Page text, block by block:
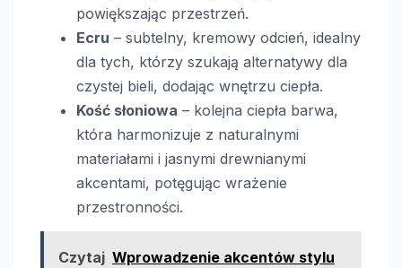
powiększając przestrzeń.
Ecru – subtelny, kremowy odcień, idealny
dla tych, którzy szukają alternatywy dla
czystej bieli, dodając wnętrzu ciepła.
Kość słoniowa – kolejna ciepła barwa,
która harmonizuje z naturalnymi
materiałami i jasnymi drewnianymi
akcentami, potęgując wrażenie
przestronności.
Czytaj Wprowadzenie akcentów stylu